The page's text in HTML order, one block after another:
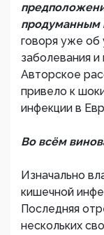
продуманным
говоря уже об
заболевания
Авторское
привело к
инфекции в
Во всём
Изначально
кишечной
Последняя
нескольких